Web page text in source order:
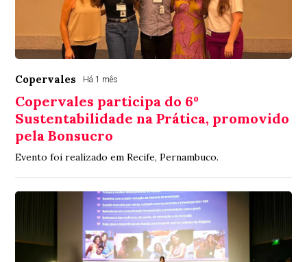
Copervales Há 1 mês
Copervales participa do 6º
Sustentabilidade na Prática, promovido
pela Bonsucro
Evento foi realizado em Recife, Pernambuco.